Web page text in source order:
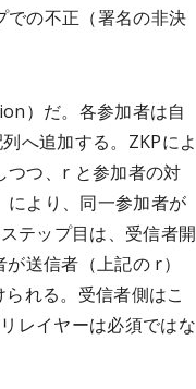
での不正（署名の非決
）だ。各参加者は自
へ追加する。ZKPによ
つつ、r と参加者の対
により、同一参加者が
テップ目は、受信者開
送信者（上記の r）
れる。受信者側はこ
レイヤーは必須ではな